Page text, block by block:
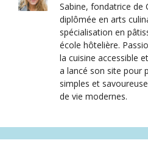
Sabine, fondatrice de
diplômée en arts
spécialisation en
école hôtelière.
la cuisine accessible
a lancé son site pour
simples et
de vie modernes.